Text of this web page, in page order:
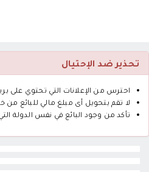
تحذير ضد الإحتيال
احترس من الإعلانات التي تحتوي على
لا تقم بتحويل أى مبلغ مالي للبائع من
تأكد من وجود البائع في نفس الدولة